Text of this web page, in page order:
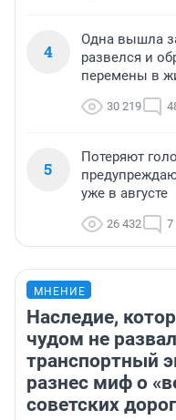
4
Одна вышла
развелся и
перемены в
30 219
5
Потеряют
уже в августе
26 432 7
МНЕНИЕ
Наследие,
чудом не
транспортный
разнес миф о
советских